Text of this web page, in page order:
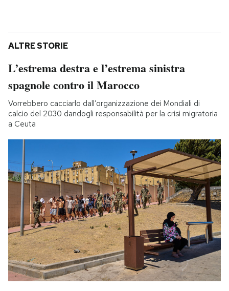
ALTRE STORIE
L’estrema destra e l’estrema sinistra
spagnole contro il Marocco
Vorrebbero cacciarlo dall’organizzazione dei Mondiali di
calcio del 2030 dandogli responsabilità per la crisi migratoria
a Ceuta